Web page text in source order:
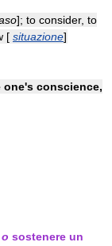
]; to consider, to
[ situazione]
conscience,
o sostenere un